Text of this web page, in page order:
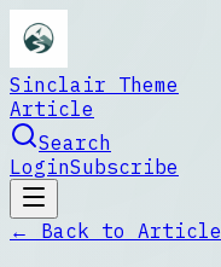
Sinclair Theme
Article
Search
LoginSubscribe
← Back to Article